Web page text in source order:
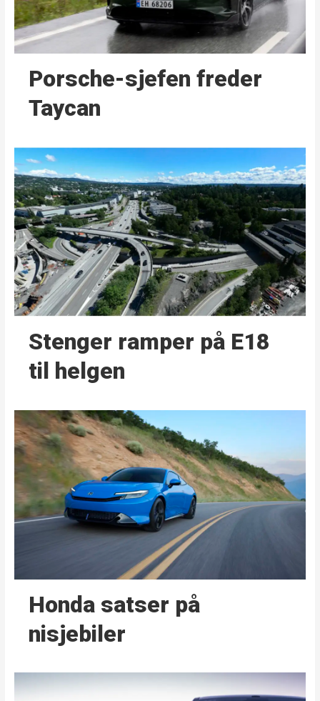
Porsche-sjefen freder
Taycan
Stenger ramper på E18
til helgen
Honda satser på
nisjebiler